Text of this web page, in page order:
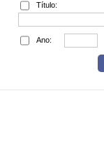
Título:
Ano: